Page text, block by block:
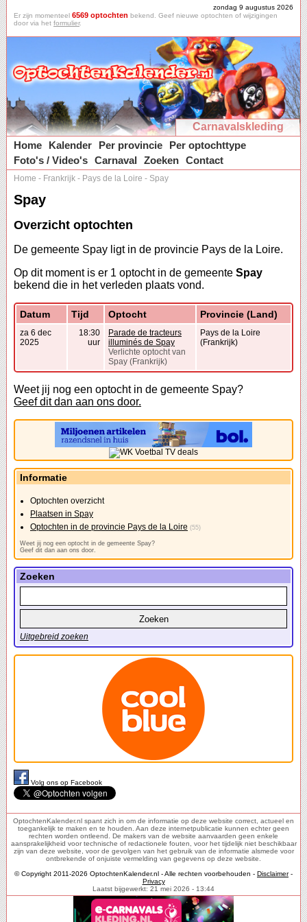
zondag 9 augustus 2026
Er zijn momenteel 6569 optochten bekend. Geef nieuwe optochten of wijzigingen
door via het formulier.
Carnavalskleding
Home
Kalender Per provincie
Per optochttype
Foto's / Video's Carnaval Zoeken Contact
Home - Frankrijk - Pays de la Loire - Spay
Spay
Overzicht optochten
De gemeente Spay ligt in de provincie Pays de la Loire.
Op dit moment is er 1 optocht in de gemeente Spay
bekend die in het verleden plaats vond.
Datum Tijd Optocht Provincie (Land)
za 6 dec
2025
18:30
uur
Parade de tracteurs
illuminés de Spay
Verlichte optocht van
Spay (Frankrijk)
Pays de la Loire
(Frankrijk)
Weet jij nog een optocht in de gemeente Spay?
Geef dit dan aan ons door.
Informatie
Optochten overzicht
Plaatsen in Spay
Optochten in de provincie Pays de la Loire (55)
Weet jij nog een optocht in de gemeente Spay?
Geef dit dan aan ons door.
Zoeken
Uitgebreid zoeken
Volg ons op Facebook
OptochtenKalender.nl spant zich in om de informatie op deze website correct, actueel en
toegankelijk te maken en te houden. Aan deze internetpublicatie kunnen echter geen
rechten worden ontleend. De makers van de website aanvaarden geen enkele
aansprakelijkheid voor technische of redactionele fouten, voor het tijdelijk niet beschikbaar
zijn van deze website, voor de gevolgen van het gebruik van de informatie alsmede voor
ontbrekende of onjuiste vermelding van gegevens op deze website.
© Copyright 2011-2026 OptochtenKalender.nl - Alle rechten voorbehouden - Disclaimer-
Privacy
Laatst bijgewerkt: 21 mei 2026 - 13:44